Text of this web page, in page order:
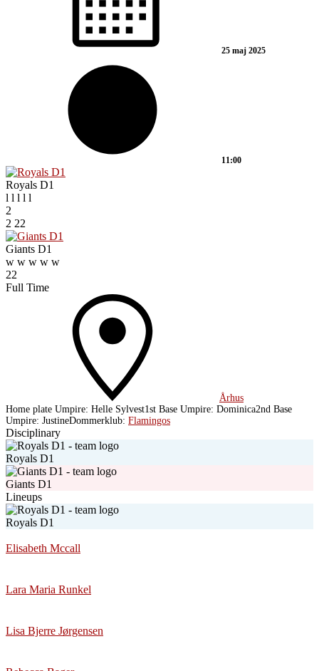
25 maj 2025
11:00
Royals D1
l l l l l
2
2 22
Giants D1
w w w w w
22
Full Time
Århus
Home plate Umpire: Helle Sylvest1st Base Umpire: Dominica2nd Base
Umpire: JustineDommerklub: Flamingos
Disciplinary
Royals D1
Giants D1
Lineups
Royals D1
Elisabeth Mccall
Lara Maria Runkel
Lisa Bjerre Jørgensen